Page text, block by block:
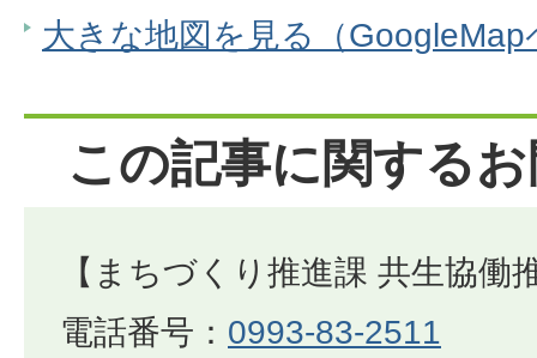
大きな地図を見る（GoogleMap
この記事に関する
【まちづくり推進課 共生協働
電話番号： 0993-83-2511